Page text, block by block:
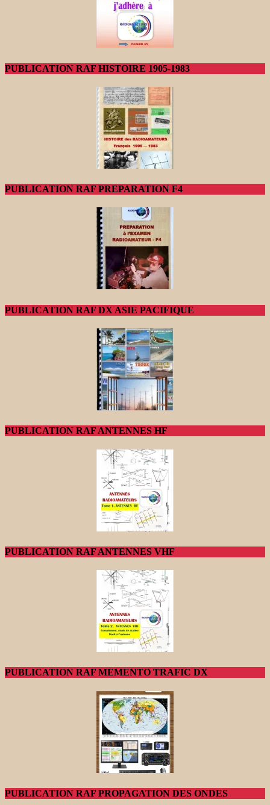
PUBLICATION RAF HISTOIRE 1905-1983
PUBLICATION RAF PREPARATION F4
PUBLICATION RAF DX ASIE PACIFIQUE
PUBLICATION RAF ANTENNES HF
PUBLICATION RAF ANTENNES VHF
PUBLICATION RAF MEMENTO TRAFIC DX
PUBLICATION RAF PROPAGATION DES ONDES